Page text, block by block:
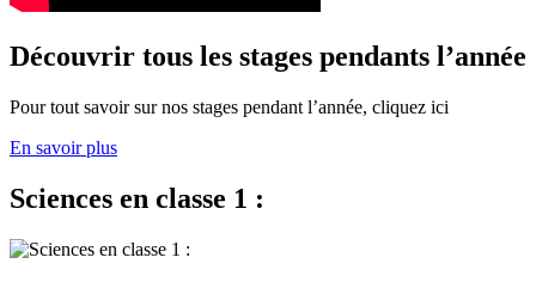
Découvrir tous les stages pendants l’année
Pour tout savoir sur nos stages pendant l’année, cliquez ici
En savoir plus
Sciences en classe 1 :